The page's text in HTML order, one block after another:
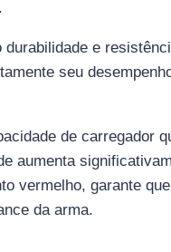
e
seu
de carregador
aumenta
vermelho, garante
da arma.